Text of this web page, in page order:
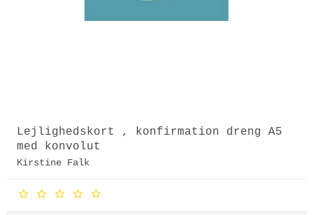
Lejlighedskort , konfirmation dreng A5
med konvolut
Kirstine Falk